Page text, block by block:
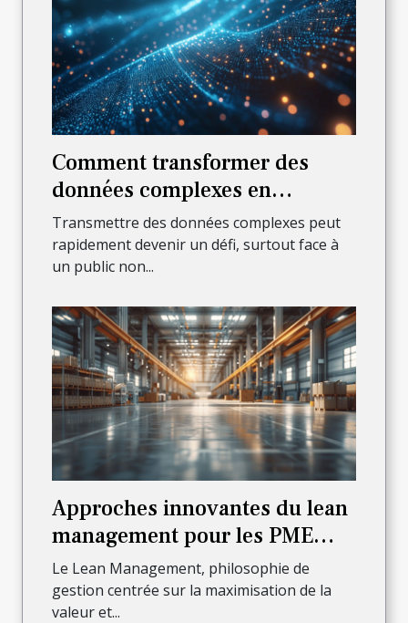
Comment transformer des
données complexes en
présentations captivantes ?
Transmettre des données complexes peut
rapidement devenir un défi, surtout face à
un public non...
Approches innovantes du lean
management pour les PME
maximiser la valeur avec
moins de ressources
Le Lean Management, philosophie de
gestion centrée sur la maximisation de la
valeur et...